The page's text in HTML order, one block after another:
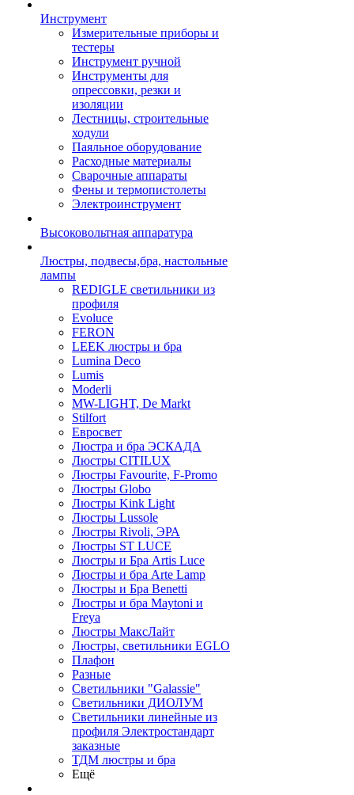
Инструмент
Измерительные приборы и
тестеры
Инструмент ручной
Инструменты для
опрессовки, резки и
изоляции
Лестницы, строительные
ходули
Паяльное оборудование
Расходные материалы
Сварочные аппараты
Фены и термопистолеты
Электроинструмент
Высоковольтная аппаратура
Люстры, подвесы,бра, настольные
лампы
REDIGLE светильники из
профиля
Evoluce
FERON
LEEK люстры и бра
Lumina Deco
Lumis
Moderli
MW-LIGHT, De Markt
Stilfort
Евросвет
Люстра и бра ЭСКАДА
Люстры CITILUX
Люстры Favourite, F-Promo
Люстры Globo
Люстры Kink Light
Люстры Lussole
Люстры Rivoli, ЭРА
Люстры ST LUCE
Люстры и Бра Artis Luce
Люстры и бра Arte Lamp
Люстры и Бра Benetti
Люстры и бра Maytoni и
Freya
Люстры МаксЛайт
Люстры, светильники EGLO
Плафон
Разные
Светильники "Galassie"
Светильники ДИОЛУМ
Светильники линейные из
профиля Электростандарт
заказные
ТДМ люстры и бра
Ещё